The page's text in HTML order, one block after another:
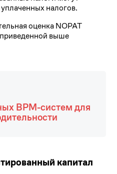
налогов.
оценка NOPAT
выше
BPM-систем для
капитал